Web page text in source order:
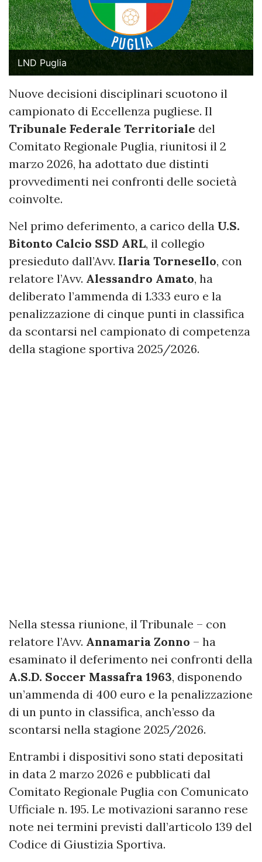
LND Puglia
Nuove decisioni disciplinari scuotono il
campionato di Eccellenza pugliese. Il
Tribunale Federale Territoriale del
Comitato Regionale Puglia, riunitosi il 2
marzo 2026, ha adottato due distinti
provvedimenti nei confronti delle società
coinvolte.
Nel primo deferimento, a carico della U.S.
Bitonto Calcio SSD ARL, il collegio
presieduto dall’Avv. Ilaria Tornesello, con
relatore l’Avv. Alessandro Amato, ha
deliberato l’ammenda di 1.333 euro e la
penalizzazione di cinque punti in classifica
da scontarsi nel campionato di competenza
della stagione sportiva 2025/2026.
Nella stessa riunione, il Tribunale – con
relatore l’Avv. Annamaria Zonno – ha
esaminato il deferimento nei confronti della
A.S.D. Soccer Massafra 1963, disponendo
un’ammenda di 400 euro e la penalizzazione
di un punto in classifica, anch’esso da
scontarsi nella stagione 2025/2026.
Entrambi i dispositivi sono stati depositati
in data 2 marzo 2026 e pubblicati dal
Comitato Regionale Puglia con Comunicato
Ufficiale n. 195. Le motivazioni saranno rese
note nei termini previsti dall’articolo 139 del
Codice di Giustizia Sportiva.